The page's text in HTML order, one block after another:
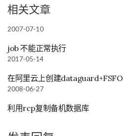
相关文章
2007-07-10
job 不能正常执行
2017-05-14
在阿里云上创建dataguard+FSFO
2008-06-27
利用rcp复制备机数据库